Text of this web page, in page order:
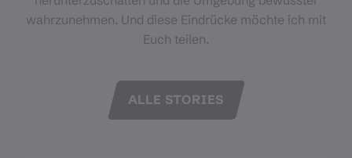
wahrzunehmen. Und diese Eindrücke möchte ich mit
Euch teilen.
ALLE STORIES